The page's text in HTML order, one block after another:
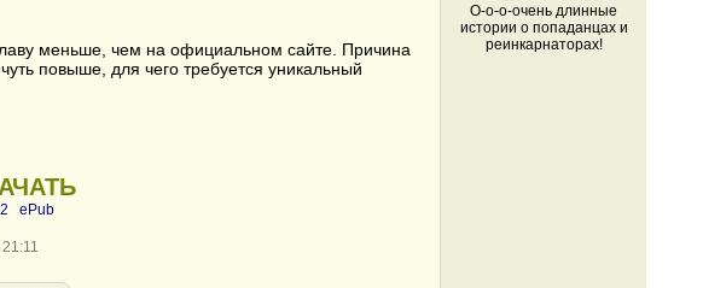
меньше, чем на официальном сайте. Причина
повыше, для чего требуется уникальный
ePub
О-о-о-очень длинные
истории о попаданцах и
реинкарнаторах!